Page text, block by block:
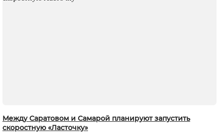
Между Саратовом и Самарой планируют запустить
скоростную «Ласточку»